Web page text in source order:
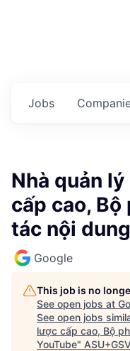
Jobs
Nhà quản
cấp cao, Bộ
tác nội
Google
This job is no
See open jobs at
See open jobs
lược cấp cao, Bộ
YouTube"